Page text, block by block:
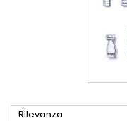
Rilevanza